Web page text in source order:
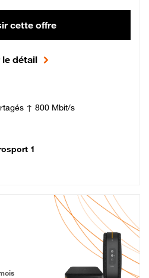
cette offre
le détail
↑ 800 Mbit/s
1
puis 57,99 € par mois, Engagement 12 mois